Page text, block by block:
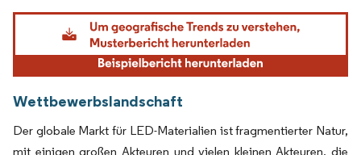
Bild © Mordor Intelligence. Wiederverwendung erfordert Namensnennung gemäß
Wettbewerbslandschaft
Der globale Markt für LED-Materialien ist fragmentierter Natur,
mit einigen großen Akteuren und vielen kleinen Akteuren, die